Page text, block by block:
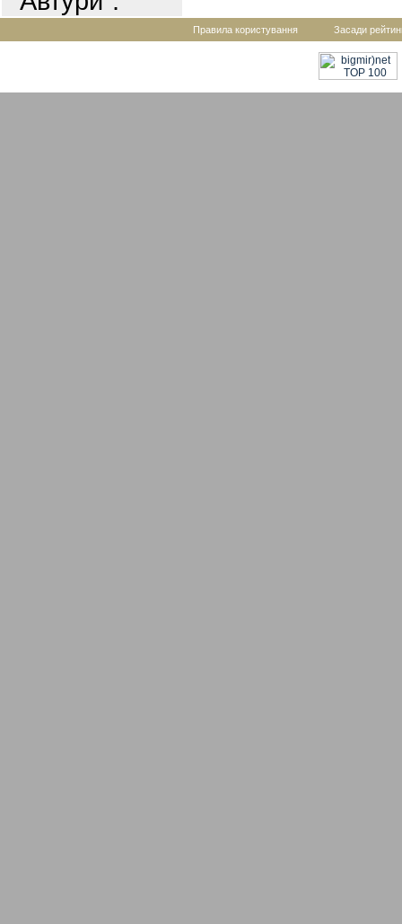
Правила користування Засади